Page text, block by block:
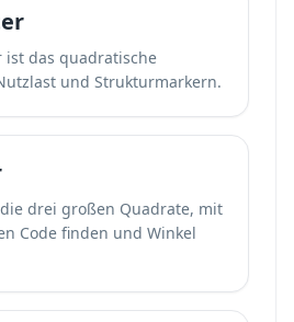
ist das quadratische
und Strukturmarkern.
drei großen Quadrate, mit
Code finden und Winkel